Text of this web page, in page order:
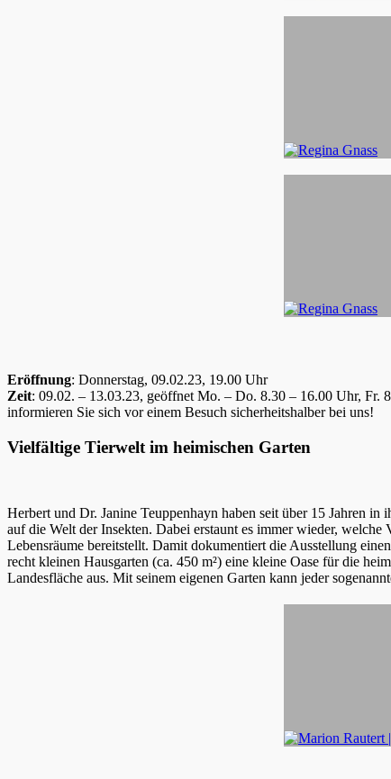
Eröffnung: Donnerstag, 09.02.23, 19.00 Uhr
Zeit: 09.02. – 13.03.23, geöffnet Mo. – Do. 8.30 – 16.00 Uhr, Fr.
informieren Sie sich vor einem Besuch sicherheitshalber bei uns!
Vielfältige Tierwelt im heimischen Garten
Herbert und Dr. Janine Teuppenhayn haben seit über 15 Jahren
auf die Welt der Insekten. Dabei erstaunt es immer wieder,
Lebensräume bereitstellt. Damit dokumentiert die Ausstellung
recht kleinen Hausgarten (ca. 450 m²) eine kleine Oase für die
Landesfläche aus. Mit seinem eigenen Garten kann jeder